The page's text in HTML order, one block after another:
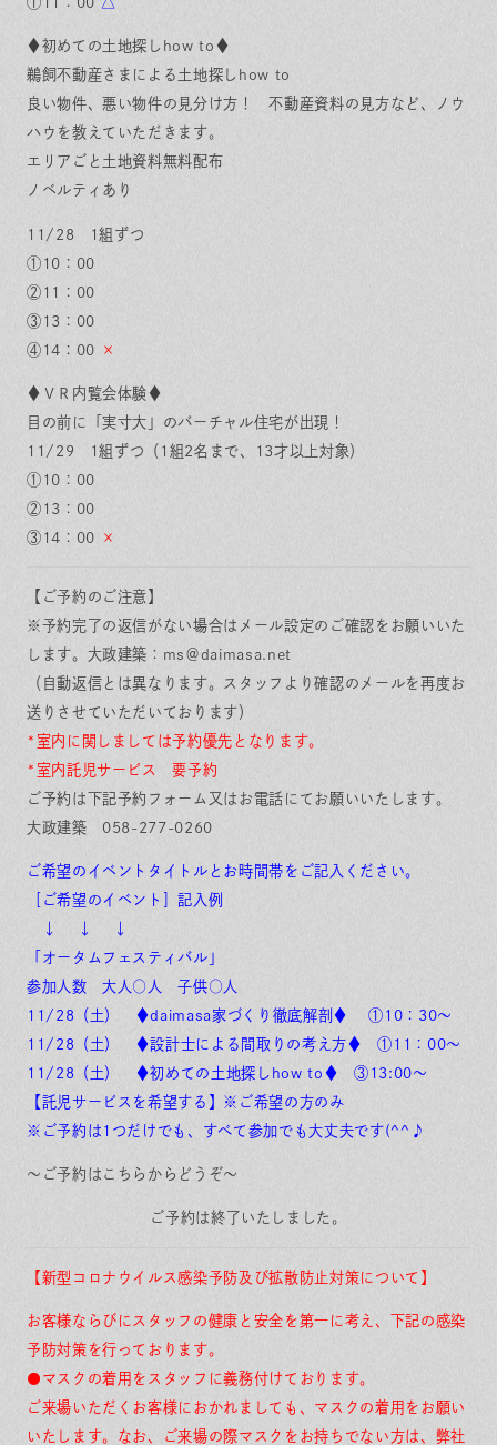
♦初めての土地探しhow to♦
鵜飼不動産さまによる土地探しhow to
良い物件、悪い物件の見分け方！ 不動産資料の見方など、ノウ
ハウを教えていただきます。
エリアごと土地資料無料配布
ノベルティあり
11/28 1組ずつ
①10：00
②11：00
③13：00
④14：00
×
♦ＶＲ内覧会体験♦
目の前に「実寸大」のバーチャル住宅が出現！
11/29 1組ずつ（1組2名まで、13才以上対象）
①10：00
②13：00
③14：00
×
【ご予約のご注意】
※予約完了の返信がない場合はメール設定のご確認をお願いいた
します。大政建築：ms＠daimasa.net
（自動返信とは異なります。スタッフより確認のメールを再度お
送りさせていただいております）
*室内に関しましては予約優先となります。
*室内託児サービス
要予約
ご予約は下記予約フォーム又はお電話にてお願いいたします。
大政建築 058-277-0260
ご希望のイベントタイトルとお時間帯をご記入ください。
［ご希望のイベント］記入例
↓ ↓ ↓
「オータムフェスティバル」
参加人数 大人○人 子供○人
11/28（土） ♦daimasa家づくり徹底解剖♦ ①10：30～
11/28（土） ♦設計士による間取りの考え方♦ ①11：00～
11/28（土） ♦初めての土地探しhow to♦ ③13:00～
【託児サービスを希望する】※ご希望の方のみ
※ご予約は1つだけでも、すべて参加でも大丈夫です(^^♪
～ご予約はこちらからどうぞ～
ご予約は終了いたしました。
【新型コロナウイルス感染予防及び拡散防止対策について】
お客様ならびにスタッフの健康と安全を第一に考え、下記の感染
予防対策を行っております。
●マスクの着用をスタッフに義務付けております。
ご来場いただくお客様におかれましても、マスクの着用をお願い
いたします。なお、ご来場の際マスクをお持ちでない方は、弊社